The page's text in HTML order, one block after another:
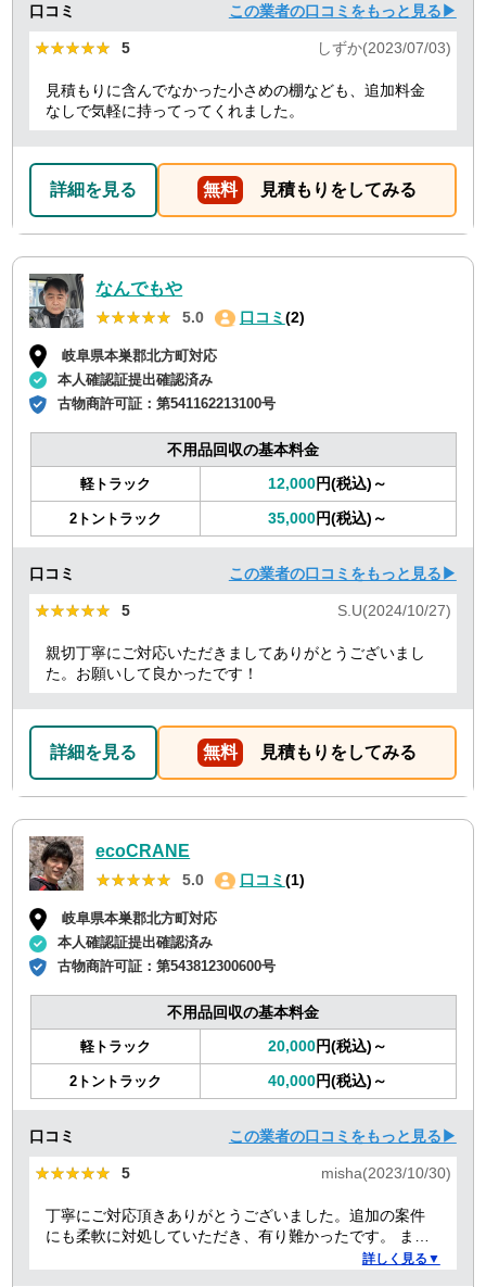
口コミ この業者の口コミをもっと見る▶
★★★★★
★★★★★ 5 しずか(2023/07/03)
見積もりに含んでなかった小さめの棚なども、追加料金
なしで気軽に持ってってくれました。
詳細を見る 無料 見積もりをしてみる
なんでもや
★★★★★
★★★★★ 5.0 口コミ (2)
岐阜県本巣郡北方町対応
本人確認証提出確認済み
古物商許可証：第541162213100号
不用品回収の基本料金
軽トラック 12,000円(税込)～
2トントラック 35,000円(税込)～
口コミ この業者の口コミをもっと見る▶
★★★★★
★★★★★ 5 S.U(2024/10/27)
親切丁寧にご対応いただきましてありがとうございまし
た。お願いして良かったです！
詳細を見る 無料 見積もりをしてみる
ecoCRANE
★★★★★
★★★★★ 5.0 口コミ (1)
岐阜県本巣郡北方町対応
本人確認証提出確認済み
古物商許可証：第543812300600号
不用品回収の基本料金
軽トラック 20,000円(税込)～
2トントラック 40,000円(税込)～
口コミ この業者の口コミをもっと見る▶
★★★★★
★★★★★ 5 misha(2023/10/30)
丁寧にご対応頂きありがとうございました。追加の案件
にも柔軟に対処していただき、有り難かったです。 また
何かありましたらぜひよろしくお願いします。詳しく見る▼